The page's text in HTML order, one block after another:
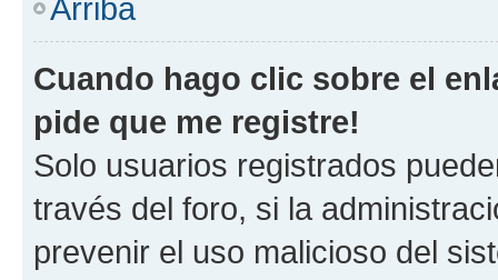
Arriba
Cuando hago clic sobre el
pide que me registre!
Solo usuarios registrados
través del foro, si la
prevenir el uso malicioso del